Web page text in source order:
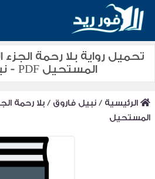
تحميل رواية بلا رحمة
المستحيل PDF - نبيل فاروق
الرئيسية /نبيل فاروق /بلا رحمة
المستحيل